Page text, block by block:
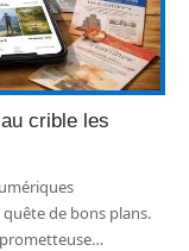
crible les
de bons plans.
…